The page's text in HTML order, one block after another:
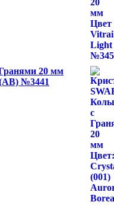
20 мм
№3441